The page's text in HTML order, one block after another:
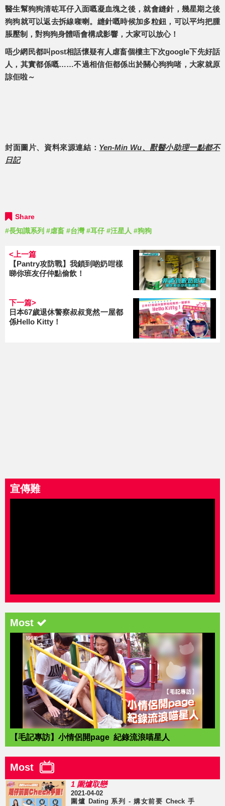
醫生幫狗狗清咗耳仔入面嘅凝血塊之後，就會縫針，幾星期之後
狗狗就可以返去拆線㗎喇。縫針嘅時候加多粒鈕，可以平均把腫
脹壓制，對狗狗身體唔會構成影響，大家可以放心！
唔少網民都叫post相話懷疑有人虐畜個樓主下次google下先好話
人，其實都係嘅……不過相信佢都係出於關心狗狗啫，大家就原
諒佢啦～
封面圖片、資料來源連結： Yen-Min Wu、 獸醫小助理一點都不
日記
Share
#長知識系列 #虐畜 #台灣 #耳仔 #汪星人 #狗狗
<上一篇
【Pantry攻防戰】我鎖到啲奶咁樣
睇你班友仔仲點偷飲！
下一篇>
日本67歲退休警察叔叔竟然一屋都
係Hello Kitty！
宣傳難
Most
【毛記專訪】小情侶開page 紀錄流浪喵星人
Most
1 圍爐取戀
2021-04-02
圍爐 Dating 系列 - 媾女前要 Check 手